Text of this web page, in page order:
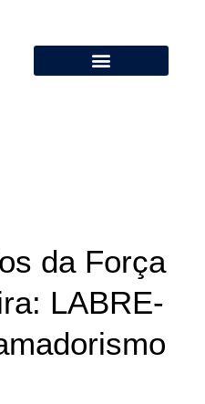
da Força
LABRE-